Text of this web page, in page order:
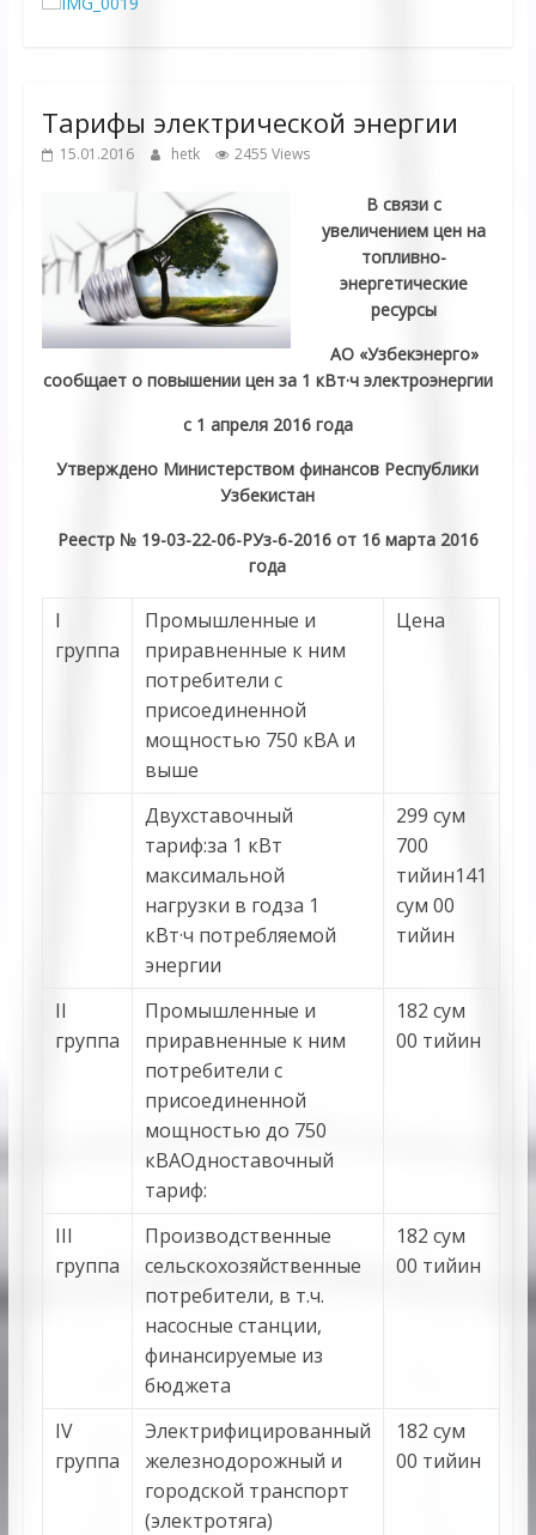
Тарифы электрической энергии
15.01.2016 hetk 2455 Views
В связи с
увеличением цен на
топливно-
энергетические
ресурсы
АО «Узбекэнерго»
сообщает о повышении цен за 1 кВт·ч электроэнергии
с 1 апреля 2016 года
Утверждено Министерством финансов Республики
Узбекистан
Реестр № 19-03-22-06-РУз-6-2016 от 16 марта 2016
года
I
группа
Промышленные и
приравненные к ним
потребители с
присоединенной
мощностью 750 кВА и
выше
Цена
Двухставочный
тариф:за 1 кВт
максимальной
нагрузки в годза 1
кВт·ч потребляемой
энергии
299 сум
700
тийин141
сум 00
тийин
II
группа
Промышленные и
приравненные к ним
потребители с
присоединенной
мощностью до 750
кВАОдноставочный
тариф:
182 сум
00 тийин
III
группа
Производственные
сельскохозяйственные
потребители, в т.ч.
насосные станции,
финансируемые из
бюджета
182 сум
00 тийин
IV
группа
Электрифицированный
железнодорожный и
городской транспорт
(электротяга)
182 сум
00 тийин